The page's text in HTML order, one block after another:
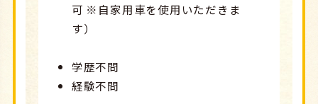
可 ※自家用車を使用いただきま
す）
学歴不問
経験不問